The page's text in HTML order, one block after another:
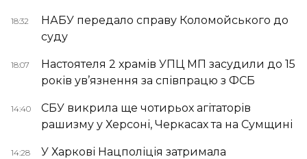
18:32
НАБУ передало справу Коломойського до
суду
18:07
Настоятеля 2 храмів УПЦ МП засудили до 15
років ув’язнення за співпрацю з ФСБ
14:40
СБУ викрила ще чотирьох агітаторів
рашизму у Херсоні, Черкасах та на Сумщині
14:28
У Харкові Нацполіція затримала